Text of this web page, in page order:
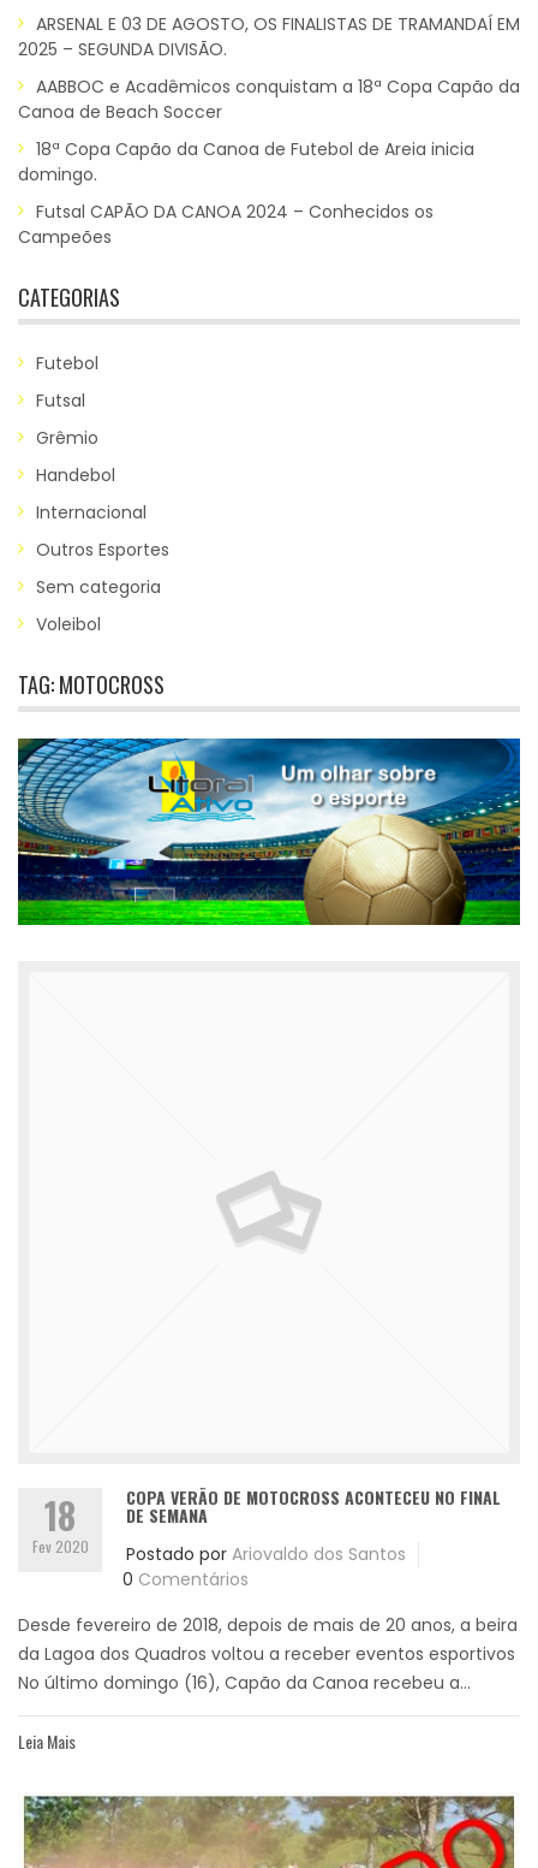
ARSENAL E 03 DE AGOSTO, OS FINALISTAS DE TRAMANDAÍ EM
2025 – SEGUNDA DIVISÃO.
AABBOC e Acadêmicos conquistam a 18ª Copa Capão da
Canoa de Beach Soccer
18ª Copa Capão da Canoa de Futebol de Areia inicia
domingo.
Futsal CAPÃO DA CANOA 2024 – Conhecidos os
Campeões
CATEGORIAS
Futebol
Futsal
Grêmio
Handebol
Internacional
Outros Esportes
Sem categoria
Voleibol
TAG:MOTOCROSS
18
Fev 2020
COPA VERÃO DE MOTOCROSS ACONTECEU NO FINAL
DE SEMANA
Postado por Ariovaldo dos Santos
0 Comentários
Desde fevereiro de 2018, depois de mais de 20 anos, a beira
da Lagoa dos Quadros voltou a receber eventos esportivos
No último domingo (16), Capão da Canoa recebeu a...
Leia Mais